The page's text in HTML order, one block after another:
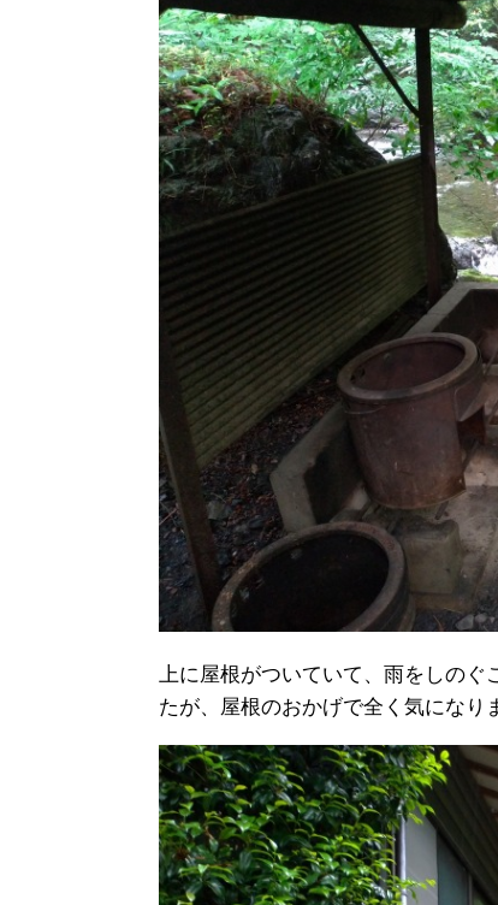
上に屋根がついていて、雨をしの
たが、屋根のおかげで全く気になり